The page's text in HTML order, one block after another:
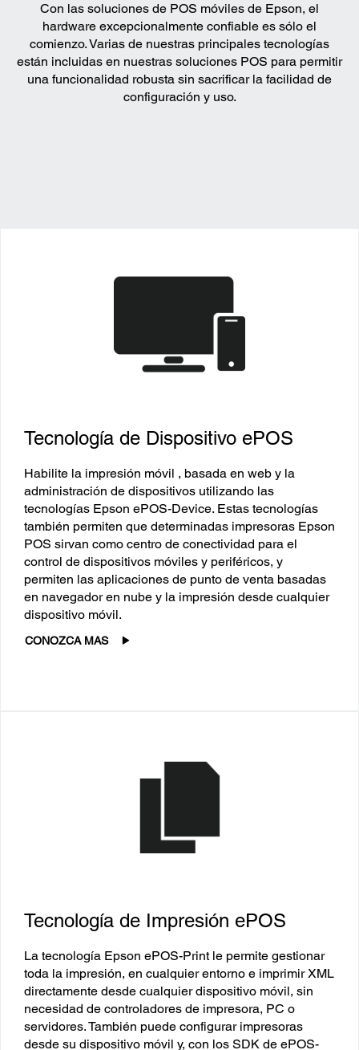
Con las soluciones de POS móviles de Epson, el
hardware excepcionalmente confiable es sólo el
comienzo. Varias de nuestras principales tecnologías
están incluidas en nuestras soluciones POS para permitir
una funcionalidad robusta sin sacrificar la facilidad de
configuración y uso.
Tecnología de Dispositivo ePOS
Habilite la impresión móvil , basada en web y la
administración de dispositivos utilizando las
tecnologías Epson ePOS-Device. Estas tecnologías
también permiten que determinadas impresoras Epson
POS sirvan como centro de conectividad para el
control de dispositivos móviles y periféricos, y
permiten las aplicaciones de punto de venta basadas
en navegador en nube y la impresión desde cualquier
dispositivo móvil.
CONOZCA MAS
Tecnología de Impresión ePOS
La tecnología Epson ePOS-Print le permite gestionar
toda la impresión, en cualquier entorno e imprimir XML
directamente desde cualquier dispositivo móvil, sin
necesidad de controladores de impresora, PC o
servidores. También puede configurar impresoras
desde su dispositivo móvil y, con los SDK de ePOS-